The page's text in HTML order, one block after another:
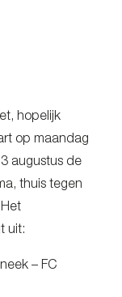
hopelijk
op maandag
augustus de
thuis tegen
uit:
– FC